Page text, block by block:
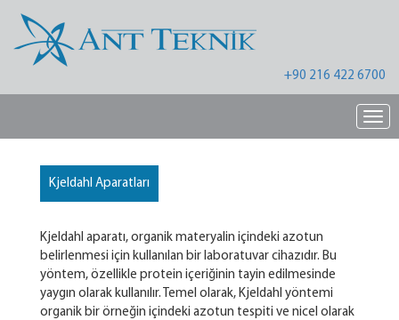
+90 216 422 6700
Kjeldahl Aparatları
Kjeldahl aparatı, organik materyalin içindeki azotun
belirlenmesi için kullanılan bir laboratuvar cihazıdır. Bu
yöntem, özellikle protein içeriğinin tayin edilmesinde
yaygın olarak kullanılır. Temel olarak, Kjeldahl yöntemi
organik bir örneğin içindeki azotun tespiti ve nicel olarak